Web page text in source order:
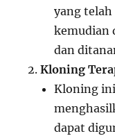
yang
kemudian
dan
Kloning
Kloning
dapat